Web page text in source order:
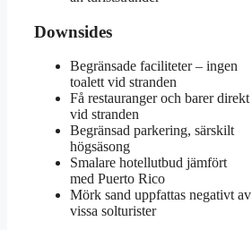
Downsides
Begränsade faciliteter – ingen
toalett vid stranden
Få restauranger och barer direkt
vid stranden
Begränsad parkering, särskilt
högsäsong
Smalare hotellutbud jämfört
med Puerto Rico
Mörk sand uppfattas negativt av
vissa solturister